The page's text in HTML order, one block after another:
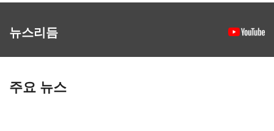
뉴스리듬
주요 뉴스